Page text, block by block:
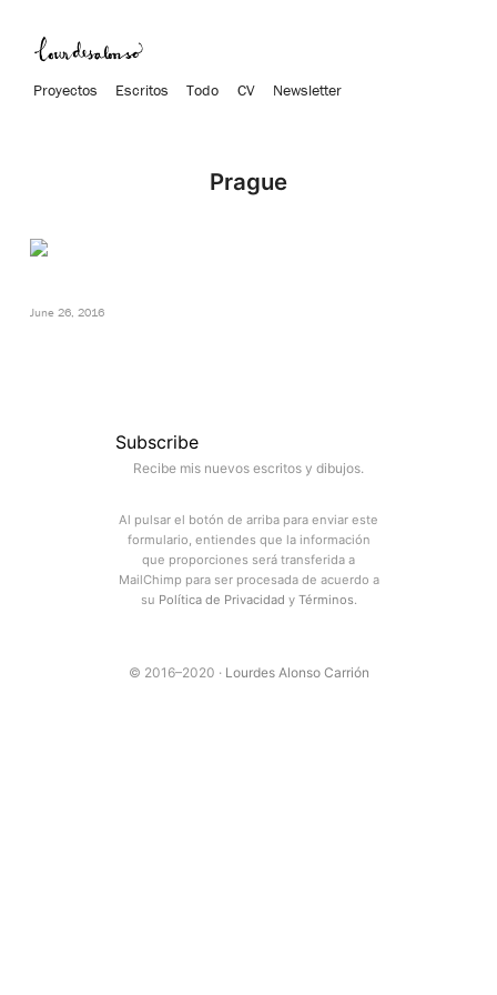
Proyectos Escritos Todo CV Newsletter
Prague
June 26, 2016
Subscribe
Recibe mis nuevos escritos y dibujos.
Al pulsar el botón de arriba para enviar este
formulario, entiendes que la información
que proporciones será transferida a
MailChimp para ser procesada de acuerdo a
su Política de Privacidad y Términos.
© 2016–2020 · Lourdes Alonso Carrión